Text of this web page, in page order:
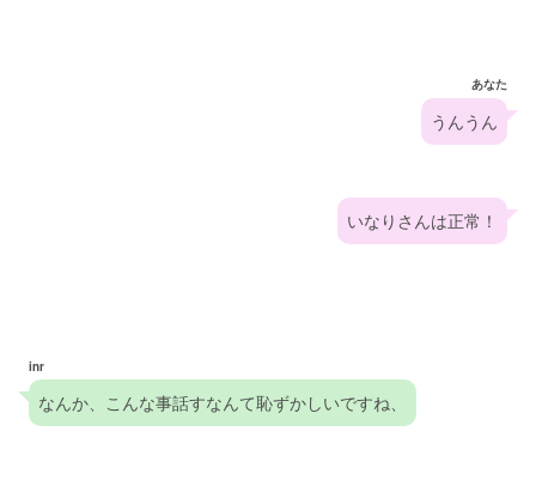
あなた
うんうん
いなりさんは正常！
inr
なんか、こんな事話すなんて恥ずかしいですね、